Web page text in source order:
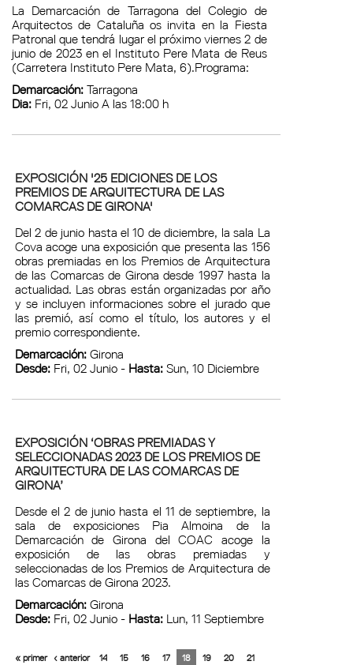
La Demarcación de Tarragona del Colegio de
Arquitectos de Cataluña os invita en la Fiesta
Patronal que tendrá lugar el próximo viernes 2 de
junio de 2023 en el Instituto Pere Mata de Reus
(Carretera Instituto Pere Mata, 6).Programa:
Demarcación:Tarragona
Dia: Fri, 02 Junio A las 18:00 h
EXPOSICIÓN '25 EDICIONES DE LOS
PREMIOS DE ARQUITECTURA DE LAS
COMARCAS DE GIRONA'
Del 2 de junio hasta el 10 de diciembre, la sala La
Cova acoge una exposición que presenta las 156
obras premiadas en los Premios de Arquitectura
de las Comarcas de Girona desde 1997 hasta la
actualidad. Las obras están organizadas por año
y se incluyen informaciones sobre el jurado que
las premió, así como el título, los autores y el
premio correspondiente.
Demarcación:Girona
Desde: Fri, 02 Junio - Hasta:Sun, 10 Diciembre
EXPOSICIÓN ‘OBRAS PREMIADAS Y
SELECCIONADAS 2023 DE LOS PREMIOS DE
ARQUITECTURA DE LAS COMARCAS DE
GIRONA’
Desde el 2 de junio hasta el 11 de septiembre, la
sala de exposiciones Pia Almoina de la
Demarcación de Girona del COAC acoge la
exposición de las obras premiadas y
seleccionadas de los Premios de Arquitectura de
las Comarcas de Girona 2023.
Demarcación:Girona
Desde: Fri, 02 Junio - Hasta: Lun, 11 Septiembre
« primer ‹ anterior 14 15 16 17 18 19 20
21